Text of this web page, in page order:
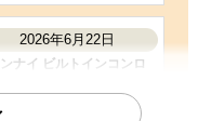
2026年6月22日
ンナイ ビルトインコンロ